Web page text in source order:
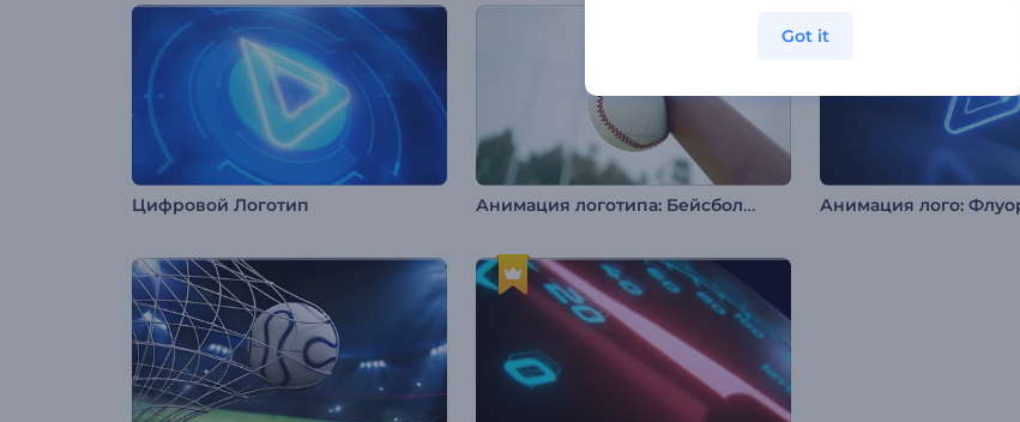
Цифровой Логотип Анимация логотипа: Бейсбольная бита
Got it